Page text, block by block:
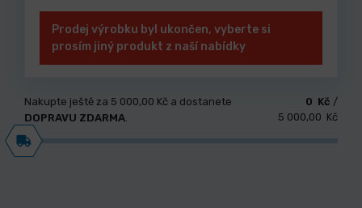
Prodej výrobku byl ukončen, vyberte si
prosím jiný produkt z naší nabídky
Nakupte ještě za 5 000,00 Kč a dostanete
DOPRAVU ZDARMA.
0 Kč /
5 000,00 Kč